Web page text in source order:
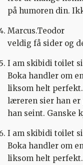
på humoren din.
Marcus.Teodor
veldig få sider og
I am skibidi toilet
Boka handler om
liksom helt
læreren sier han er
han seint. Ganske
I am skibidi toilet
Boka handler om
liksom helt